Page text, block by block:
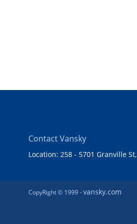
Contact Vansky
Location: 258 - 5701 Granville
CopyRight © 1999 -vansky.com